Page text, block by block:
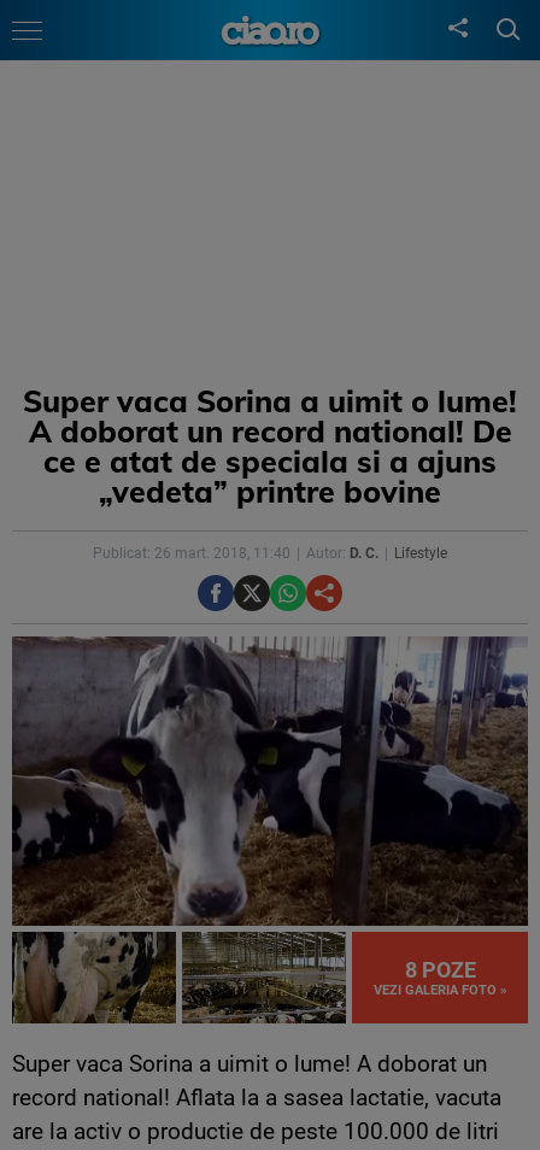
Super vaca Sorina a uimit o lume!
A doborat un record national! De
ce e atat de speciala si a ajuns
„vedeta” printre bovine
Publicat: 26 mart. 2018, 11:40 Autor: D. C. Lifestyle
8 POZE
VEZI GALERIA FOTO »
Super vaca Sorina a uimit o lume! A doborat un
record national! Aflata la a sasea lactatie, vacuta
are la activ o productie de peste 100.000 de litri